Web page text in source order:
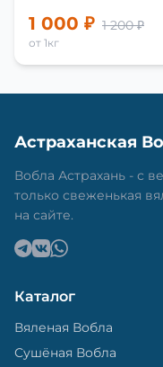
1 000 ₽ 1 200 ₽
от 1кг
Астраханская
Вобла Астрахань - с
только свеженькая
на сайте.
Каталог
Вяленая Вобла
Сушёная Вобла